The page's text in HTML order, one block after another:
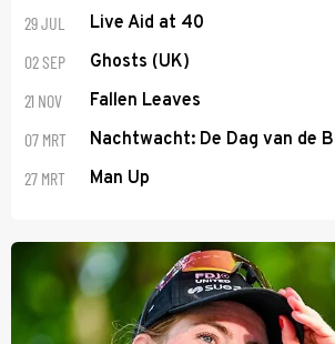
29 JUL Live Aid at 40
02 SEP Ghosts (UK)
21 NOV Fallen Leaves
07 MRT Nachtwacht: De Dag van de
27 MRT Man Up